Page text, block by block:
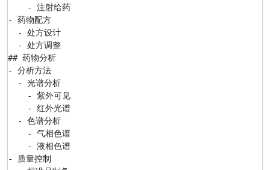
    - 注射给药
- 药物配方
  - 处方设计
  - 处方调整
## 药物分析
- 分析方法
  - 光谱分析
    - 紫外可见
    - 红外光谱
  - 色谱分析
    - 气相色谱
    - 液相色谱
- 质量控制